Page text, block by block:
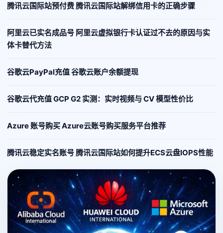
腾讯云国际站预付费 腾讯云国际站解绑信用卡的正确步骤
阿里云已实名成品号 阿里云虚拟银行卡认证过不去的原因与实
体卡替代方法
谷歌云PayPal充值 谷歌云账户余额提现
谷歌云代充值 GCP G2 实测：实时视频与 CV 模型性价比
Azure 账号购买 Azure云账号购买服务平台推荐
腾讯云稳定实名账号 腾讯云国际站如何提升ECS云盘IOPS性能